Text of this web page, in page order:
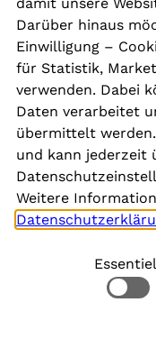
Kontakt
Presse
Aktuelles
Karriere
Newsletter
Social
Darüber hinaus
Einwilligung –
für Statistik,
verwenden. Dabei
Daten verarbeitet
übermittelt
und kann jederzeit
Weitere